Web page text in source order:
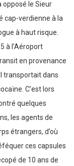
opposé le Sieur
cap-verdienne à la
à haut risque.
à l’Aéroport
en provenance
transportait dans
C’est lors
quelques
les agents de
étrangers, d’où
ces capsules
de 10 ans de